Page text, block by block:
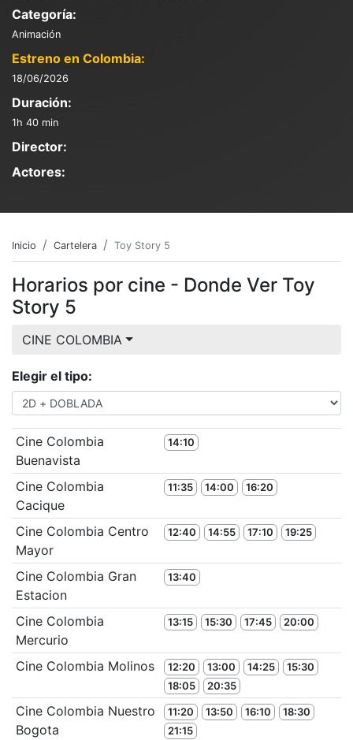
Categoría:
Animación
Estreno en Colombia:
18/06/2026
Duración:
1h 40 min
Director:
Actores:
Inicio Cartelera Toy Story 5
Horarios por cine - Donde Ver Toy
Story 5
CINE COLOMBIA
Elegir el tipo:
Cine Colombia
Buenavista
14:10
Cine Colombia
Cacique
11:35 14:00 16:20
Cine Colombia Centro
Mayor
12:40 14:55 17:10 19:25
Cine Colombia Gran
Estacion
13:40
Cine Colombia
Mercurio
13:15 15:30 17:45 20:00
Cine Colombia Molinos 12:20 13:00 14:25
15:30
18:05
20:35
Cine Colombia Nuestro
Bogota
11:20 13:50 16:10
18:30
21:15